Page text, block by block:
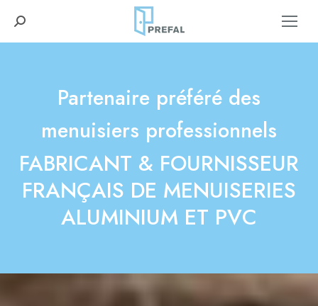
Recherche
:
Partenaire préféré des
menuisiers professionnels
FABRICANT & FOURNISSEUR
FRANÇAIS DE MENUISERIES
ALUMINIUM ET PVC
Vous êtes ici :